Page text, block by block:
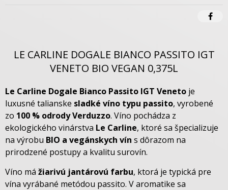
LE CARLINE DOGALE BIANCO PASSITO IGT
VENETO BIO VEGAN 0,375L
Le Carline Dogale Bianco Passito IGT Veneto je
luxusné talianske sladké víno typu passito, vyrobené
zo 100 % odrody Verduzzo. Víno pochádza z
ekologického vinárstva Le Carline, ktoré sa špecializuje
na výrobu BIO a vegánskych vín s dôrazom na
prirodzené postupy a kvalitu surovín.
Víno má žiarivú jantárovú farbu, ktorá je typická pre
vína vyrábané metódou passito. V aromatike sa